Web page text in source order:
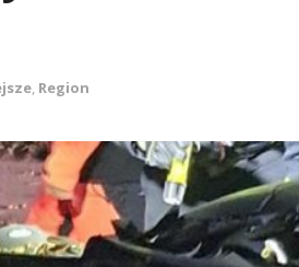
, Region